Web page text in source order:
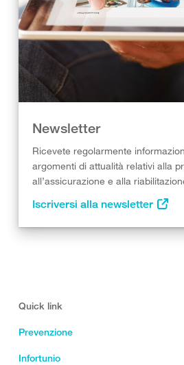
Newsletter
Ricevete regolarmente
argomenti di attualità relativi alla
all’assicurazione e alla
Iscriversi alla newsletter
Quick link
Prevenzione
Infortunio